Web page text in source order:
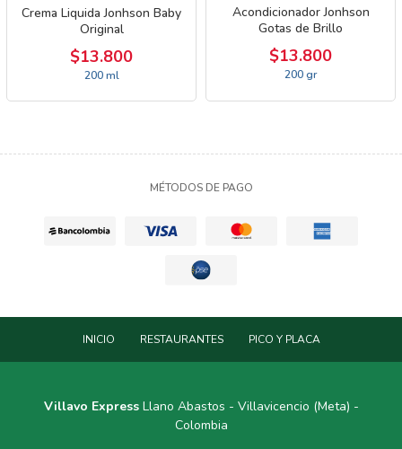
Crema Liquida Jonhson Baby
Original
$13.800
200 ml
Acondicionador Jonhson
Gotas de Brillo
$13.800
200 gr
MÉTODOS DE PAGO
INICIO RESTAURANTES PICO Y PLACA
Villavo ExpressLlano Abastos - Villavicencio (Meta) -
Colombia